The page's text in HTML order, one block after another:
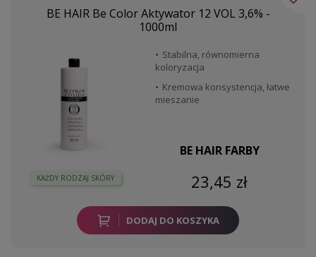
BE HAIR Be Color Aktywator 12 VOL 3,6% -
1000ml
KAŻDY RODZAJ SKÓRY
Stabilna, równomierna
koloryzacja
Kremowa konsystencja, łatwe
mieszanie
BE HAIR FARBY
23,45 zł
DODAJ DO KOSZYKA